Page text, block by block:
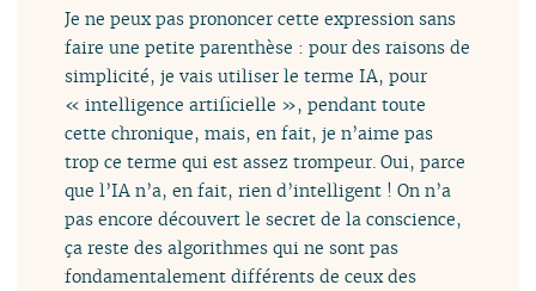
Je ne peux pas prononcer cette expression sans
faire une petite parenthèse : pour des raisons de
simplicité, je vais utiliser le terme IA, pour
« intelligence artificielle », pendant toute
cette chronique, mais, en fait, je n’aime pas
trop ce terme qui est assez trompeur. Oui, parce
que l’IA n’a, en fait, rien d’intelligent ! On n’a
pas encore découvert le secret de la conscience,
ça reste des algorithmes qui ne sont pas
fondamentalement différents de ceux des